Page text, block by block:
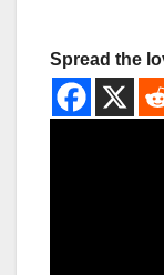
Spread the